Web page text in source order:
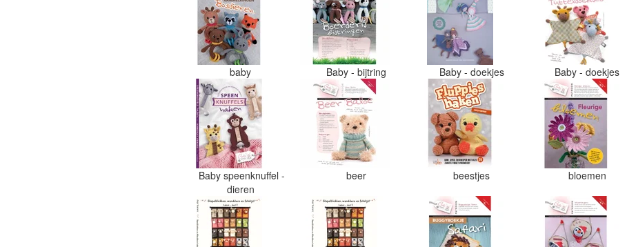
baby Baby - bijtring Baby - doekjes Baby - doekjes
Baby speenknuffel -
dieren
beer beestjes bloemen